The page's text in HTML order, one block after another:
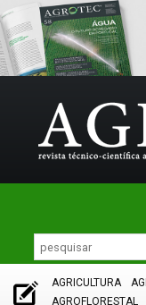
AGRICULTURA
AGROFLORESTAL